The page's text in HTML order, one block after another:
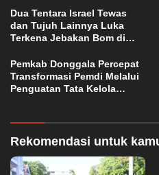
Dua Tentara Israel Tewas
dan Tujuh Lainnya Luka
Terkena Jebakan Bom di
Pemkab Donggala Percepat
Transformasi Pemdi Melalui
Penguatan Tata Kelola
Rekomendasi untuk